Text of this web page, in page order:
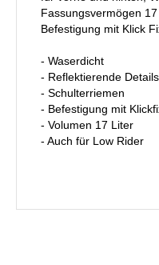
Fassungsvermögen
Befestigung mit Klick
- Waserdicht
- Reflektierende Details
- Schulterriemen
- Befestigung mit
- Volumen 17 Liter
- Auch für Low Rider